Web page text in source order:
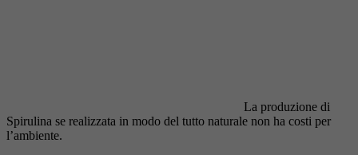
La produzione di
Spirulina se realizzata in modo del tutto naturale non ha costi per
l’ambiente.